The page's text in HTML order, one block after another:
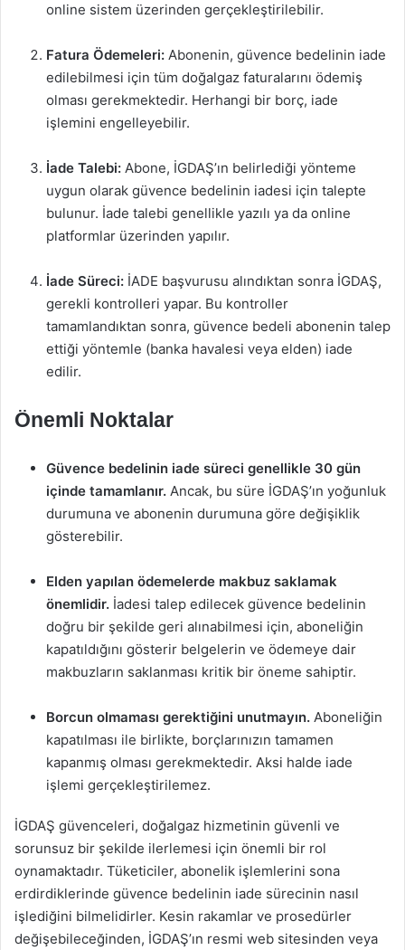
online sistem üzerinden gerçekleştirilebilir.
Fatura Ödemeleri: Abonenin, güvence bedelinin iade
edilebilmesi için tüm doğalgaz faturalarını ödemiş
olması gerekmektedir. Herhangi bir borç, iade
işlemini engelleyebilir.
İade Talebi: Abone, İGDAŞ’ın belirlediği yönteme
uygun olarak güvence bedelinin iadesi için talepte
bulunur. İade talebi genellikle yazılı ya da online
platformlar üzerinden yapılır.
İade Süreci: İADE başvurusu alındıktan sonra İGDAŞ,
gerekli kontrolleri yapar. Bu kontroller
tamamlandıktan sonra, güvence bedeli abonenin talep
ettiği yöntemle (banka havalesi veya elden) iade
edilir.
Önemli Noktalar
Güvence bedelinin iade süreci genellikle 30 gün
içinde tamamlanır. Ancak, bu süre İGDAŞ’ın yoğunluk
durumuna ve abonenin durumuna göre değişiklik
gösterebilir.
Elden yapılan ödemelerde makbuz saklamak
önemlidir. İadesi talep edilecek güvence bedelinin
doğru bir şekilde geri alınabilmesi için, aboneliğin
kapatıldığını gösterir belgelerin ve ödemeye dair
makbuzların saklanması kritik bir öneme sahiptir.
Borcun olmaması gerektiğini unutmayın. Aboneliğin
kapatılması ile birlikte, borçlarınızın tamamen
kapanmış olması gerekmektedir. Aksi halde iade
işlemi gerçekleştirilemez.
İGDAŞ güvenceleri, doğalgaz hizmetinin güvenli ve
sorunsuz bir şekilde ilerlemesi için önemli bir rol
oynamaktadır. Tüketiciler, abonelik işlemlerini sona
erdirdiklerinde güvence bedelinin iade sürecinin nasıl
işlediğini bilmelidirler. Kesin rakamlar ve prosedürler
değişebileceğinden, İGDAŞ’ın resmi web sitesinden veya